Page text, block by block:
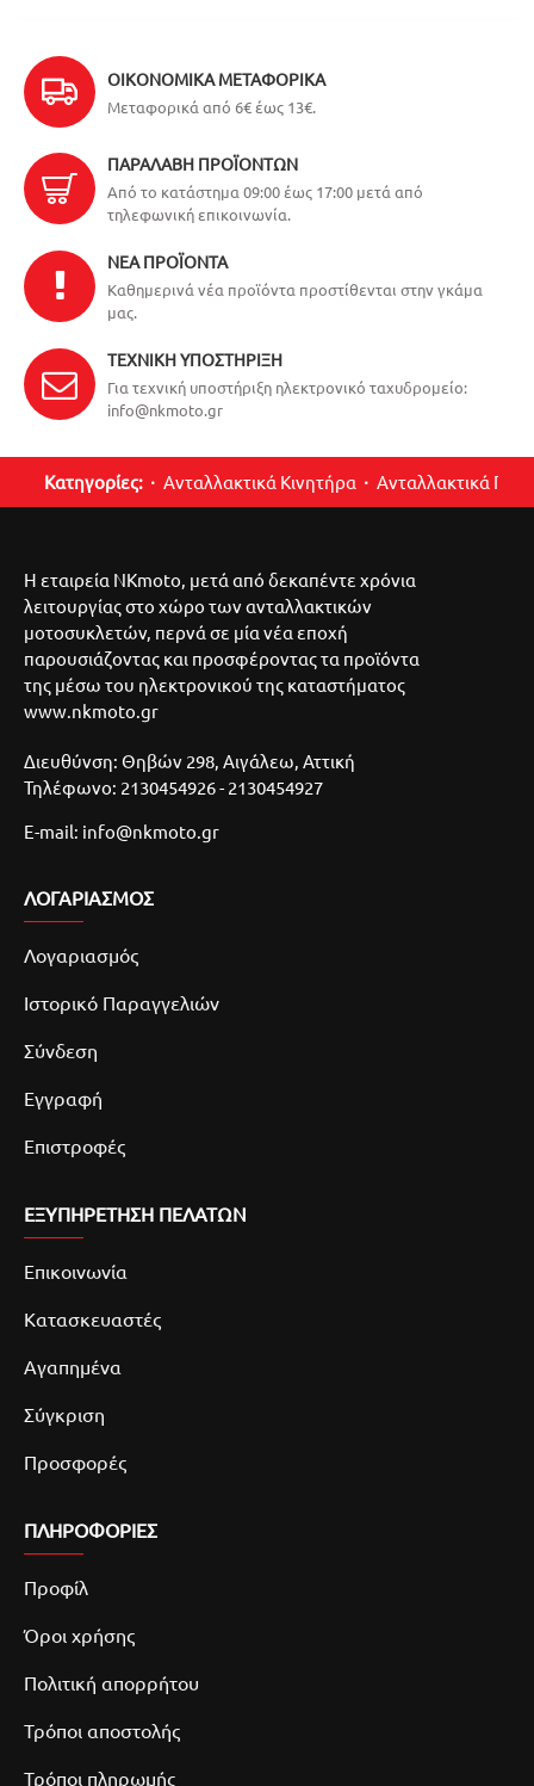
ΟΙΚΟΝΟΜΙΚΆ ΜΕΤΑΦΟΡΙΚΆ
Μεταφορικά από 6€ έως 13€.
ΠΑΡΑΛΑΒΉ ΠΡΟΪΌΝΤΩΝ
Από το κατάστημα 09:00 έως 17:00 μετά από
τηλεφωνική επικοινωνία.
ΝΈΑ ΠΡΟΪΌΝΤΑ
Καθημερινά νέα προϊόντα προστίθενται στην γκάμα
μας.
ΤΕΧΝΙΚΉ ΥΠΟΣΤΉΡΙΞΗ
Για τεχνική υποστήριξη ηλεκτρονικό ταχυδρομείο:
info@nkmoto.gr
Κατηγορίες: Ανταλλακτικά Κινητήρα Ανταλλακτικά
Η εταιρεία NKmoto, μετά από δεκαπέντε χρόνια
λειτουργίας στο χώρο των ανταλλακτικών
μοτοσυκλετών, περνά σε μία νέα εποχή
παρουσιάζοντας και προσφέροντας τα προϊόντα
της μέσω του ηλεκτρονικού της καταστήματος
www.nkmoto.gr
Διευθύνση: Θηβών 298, Αιγάλεω, Αττική
Τηλέφωνο: 2130454926 - 2130454927
E-mail: info@nkmoto.gr
ΛΟΓΑΡΙΑΣΜΌΣ
Λογαριασμός
Ιστορικό Παραγγελιών
Σύνδεση
Εγγραφή
Επιστροφές
ΕΞΥΠΗΡΕΤΗΣΗ ΠΕΛΑΤΩΝ
Επικοινωνία
Κατασκευαστές
Αγαπημένα
Σύγκριση
Προσφορές
ΠΛΗΡΟΦΟΡΙΕΣ
Προφίλ
Όροι χρήσης
Πολιτική απορρήτου
Τρόποι αποστολής
Τρόποι πληρωμής